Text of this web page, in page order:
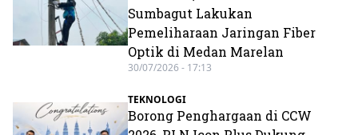
Sumbagut Lakukan
Pemeliharaan Jaringan Fiber
Optik di Medan Marelan
30/07/2026 - 17:13
TEKNOLOGI
Borong Penghargaan di CCW